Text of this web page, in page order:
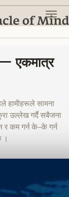
एकमात्र
हामीहरूले सामना
उल्लेख गर्दै सबैजना
र कम गर्न के–के गर्न
।